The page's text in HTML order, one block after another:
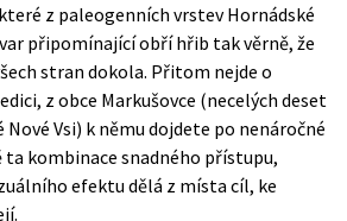
z paleogenních vrstev Hornádské
připomínající obří hřib tak věrně, že
stran dokola. Přitom nejde o
z obce Markušovce (necelých deset
Vsi) k němu dojdete po nenáročné
ta kombinace snadného přístupu,
efektu dělá z místa cíl, ke